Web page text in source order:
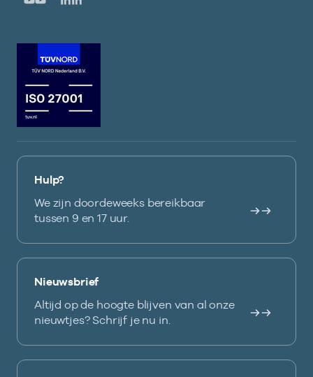
Hulp?
We zijn doordeweeks bereikbaar
tussen 9 en 17 uur.
Nieuwsbrief
Altijd op de hoogte blijven van al onze
nieuwtjes? Schrijf je nu in.